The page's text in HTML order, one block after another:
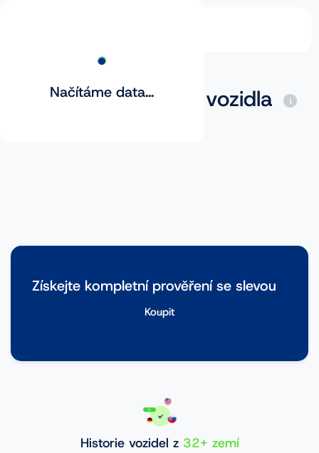
Načítáme data...
Základní prověření vozidla
Získejte kompletní prověření se slevou
Koupit
Historie vozidel z 32+ zemí